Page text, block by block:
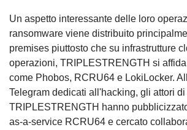
Un aspetto interessante delle loro
ransomware viene distribuito
premises piuttosto che su infrastrutture
operazioni, TRIPLESTRENGTH si
come Phobos, RCRU64 e LokiLocker.
Telegram dedicati all'hacking, gli attori di
TRIPLESTRENGTH hanno
as-a-service RCRU64 e cercato